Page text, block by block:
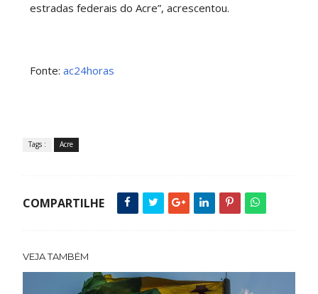
estradas federais do Acre”, acrescentou.
Fonte: ac24horas
Tags : Acre
COMPARTILHE
VEJA TAMBÉM